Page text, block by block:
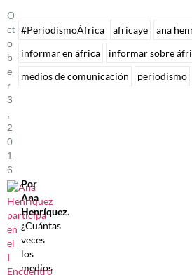
O
Ct
O
B
E
R
3
2
0
1
6
Por
Ana
Henríquez.
¿Cuántas
veces
los
medios
#PeriodismoÁfrica africaye ana
informar en áfrica
informar sobre
medios de comunicación
periodismo